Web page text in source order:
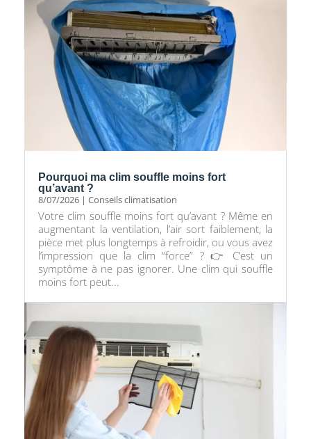
Pourquoi ma clim souffle moins fort
qu’avant ?
8/07/2026 | Conseils climatisation
Votre clim souffle moins fort qu’avant ? Même en
augmentant la ventilation, l’air sort faiblement, la
pièce met plus longtemps à refroidir, ou vous avez
l’impression que la clim “force” ? 👉 C’est un
symptôme à ne pas ignorer. Une clim qui souffle
moins fort peut...